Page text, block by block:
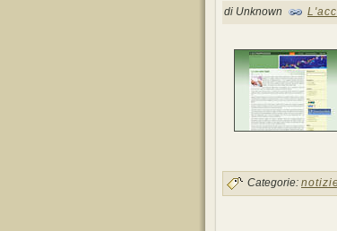
di Unknown
Categorie: